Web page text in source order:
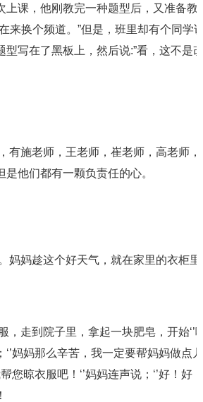
上课，他刚教完一种题型后，又准备
来换个频道。”但是，班里却有个同学
型写在了黑板上，然后说:”看，这不是
他们都有一颗负责任的心。
妈妈那么辛苦，我一定要帮妈妈做点
您晾衣服吧！‘’妈妈连声说；‘’好！好